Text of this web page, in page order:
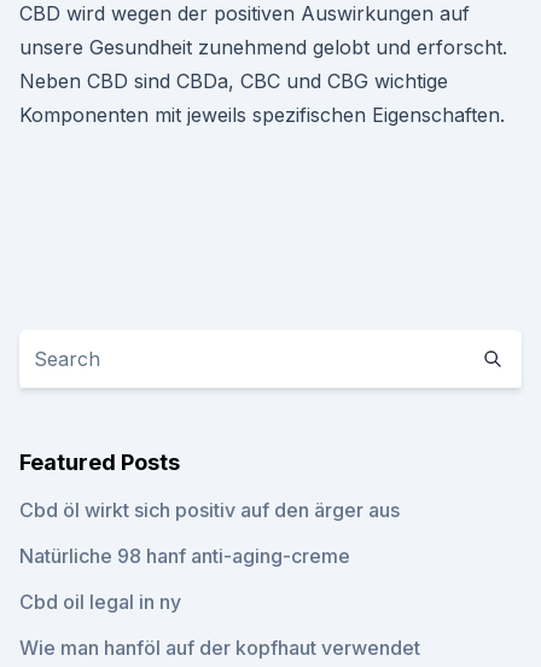
CBD wird wegen der positiven Auswirkungen auf
unsere Gesundheit zunehmend gelobt und erforscht.
Neben CBD sind CBDa, CBC und CBG wichtige
Komponenten mit jeweils spezifischen Eigenschaften.
Featured Posts
Cbd öl wirkt sich positiv auf den ärger aus
Natürliche 98 hanf anti-aging-creme
Cbd oil legal in ny
Wie man hanföl auf der kopfhaut verwendet